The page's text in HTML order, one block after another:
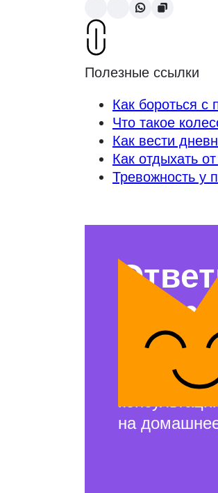
Полезные ссылки
Как бороться с
Что такое
Как вести
Как отдыхать
Тревожность у
и проведём
на